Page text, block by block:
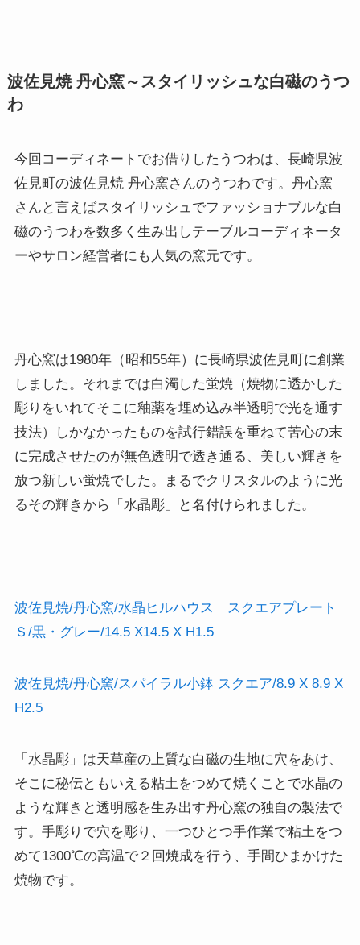
波佐見焼 丹心窯～スタイリッシュな白磁のうつ
わ
今回コーディネートでお借りしたうつわは、長崎県波
佐見町の波佐見焼 丹心窯さんのうつわです。丹心窯
さんと言えばスタイリッシュでファッショナブルな白
磁のうつわを数多く生み出しテーブルコーディネータ
ーやサロン経営者にも人気の窯元です。
丹心窯は1980年（昭和55年）に長崎県波佐見町に創業
しました。それまでは白濁した蛍焼（焼物に透かした
彫りをいれてそこに釉薬を埋め込み半透明で光を通す
技法）しかなかったものを試行錯誤を重ねて苦心の末
に完成させたのが無色透明で透き通る、美しい輝きを
放つ新しい蛍焼でした。まるでクリスタルのように光
るその輝きから「水晶彫」と名付けられました。
波佐見焼/丹心窯/水晶ヒルハウス スクエアプレート
Ｓ/黒・グレー/14.5 X14.5 X H1.5
波佐見焼/丹心窯/スパイラル小鉢 スクエア/8.9 X 8.9 X
H2.5
「水晶彫」は天草産の上質な白磁の生地に穴をあけ、
そこに秘伝ともいえる粘土をつめて焼くことで水晶の
ような輝きと透明感を生み出す丹心窯の独自の製法で
す。手彫りで穴を彫り、一つひとつ手作業で粘土をつ
めて1300℃の高温で２回焼成を行う、手間ひまかけた
焼物です。